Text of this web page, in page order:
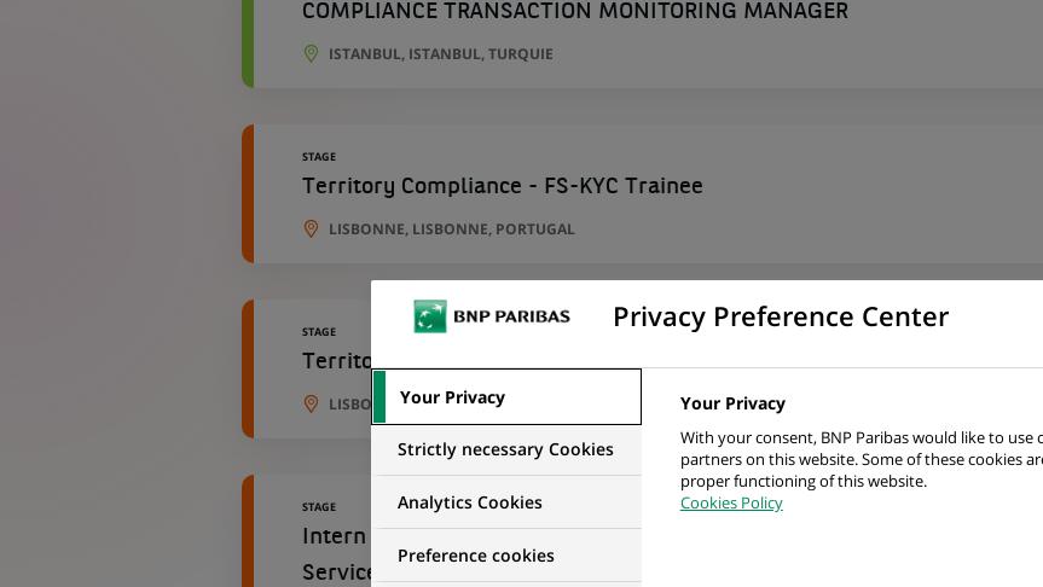
COMPLIANCE TRANSACTION MONITORING MANAGER
ISTANBUL, ISTANBUL, TURQUIE
STAGE
Territory Compliance - FS-KYC Trainee
LISBONNE, LISBONNE, PORTUGAL
STAGE
Territory Compliance - FS-KYC Trainee
LISBONNE, LISBONNE, PORTUGAL
STAGE
Intern (all genders) in Investment Compliance at BNP Paribas Securities
Services
Privacy Preference Center
Your Privacy
Strictly necessary Cookies
Analytics Cookies
Preference cookies
Your Privacy
With your consent, BNP Paribas would like to use
partners on this website. Some of these cookies
proper functioning of this website.
Cookies Policy